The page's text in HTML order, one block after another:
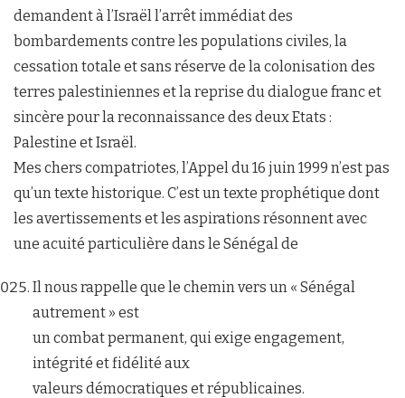
demandent à l’Israël l’arrêt immédiat des
bombardements contre les populations civiles, la
cessation totale et sans réserve de la colonisation des
terres palestiniennes et la reprise du dialogue franc et
sincère pour la reconnaissance des deux Etats :
Palestine et Israël.
Mes chers compatriotes, l’Appel du 16 juin 1999 n’est pas
qu’un texte historique. C’est un texte prophétique dont
les avertissements et les aspirations résonnent avec
une acuité particulière dans le Sénégal de
Il nous rappelle que le chemin vers un « Sénégal
autrement » est
un combat permanent, qui exige engagement,
intégrité et fidélité aux
valeurs démocratiques et républicaines.